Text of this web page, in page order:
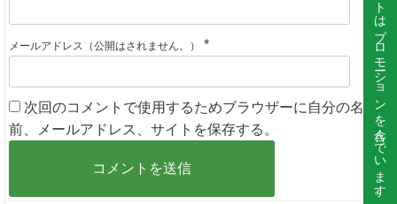
メールアドレス（公開はされません。） *
次回のコメントで使用するためブラウザーに自分の名
前、メールアドレス、サイトを保存する。
このサイトはプロモーションを含んでいます。